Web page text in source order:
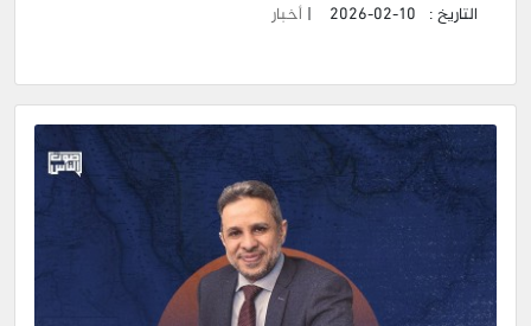
التاريخ : 2026-02-10
| أخبار